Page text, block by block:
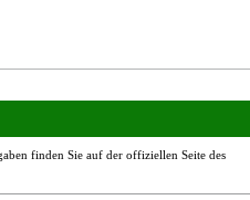
finden Sie auf der offiziellen Seite des